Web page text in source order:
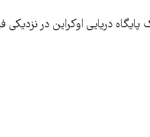
دريايی اوکراين در نزديکی